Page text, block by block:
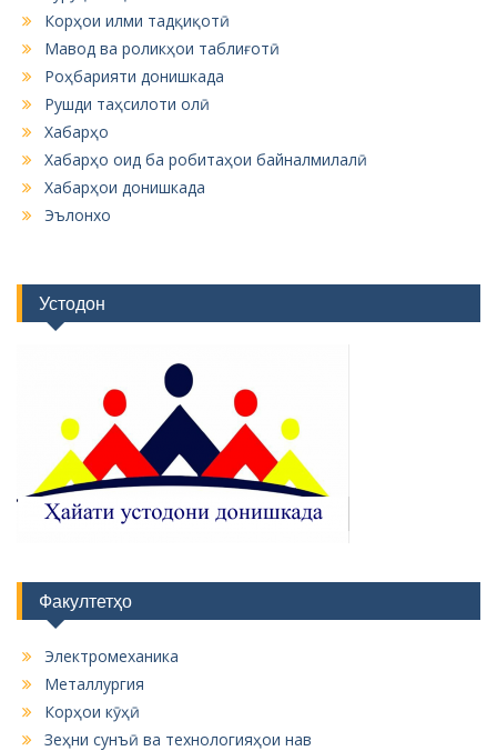
Корҳои илми тадқиқотӣ
Мавод ва роликҳои таблиғотӣ
Роҳбарияти донишкада
Рушди таҳсилоти олӣ
Хабарҳо
Хабарҳо оид ба робитаҳои байналмилалӣ
Хабарҳои донишкада
Эълонхо
Устодон
Факултетҳо
Электромеханика
Металлургия
Корҳои кӯҳӣ
Зеҳни сунъӣ ва технологияҳои нав